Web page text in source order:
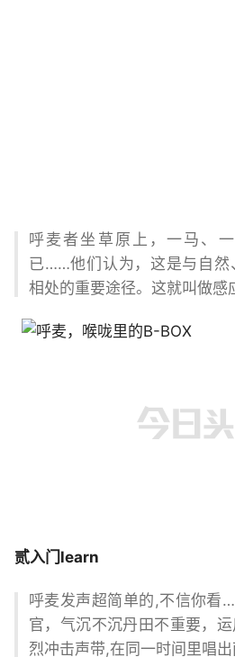
呼麦者坐草原上，一马、
已……他们认为，这是与自然
相处的重要途径。这就叫做
贰入门learn
呼麦发声超简单的,不信你看
官，气沉不沉丹田不重要，
烈冲击声带,在同一时间里唱出